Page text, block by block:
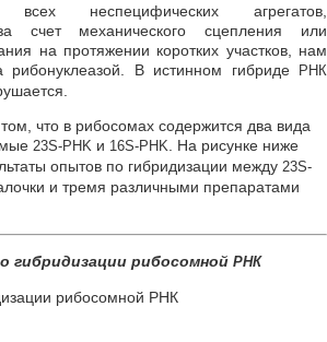
неспецифических агрегатов,
счет механического сцепления или
на протяжении коротких участков, нам
рибонуклеазой. В истинном гибриде
РНК
что в рибосомах содержится два вида
23S-PHK и 16S-PHK . На рисунке ниже
опытов по гибридизации между 23S-
и тремя различными препаратами
рибосомной РНК